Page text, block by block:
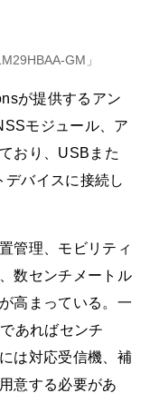
GM」
が提供するアン
モジュール、ア
おり、USBまた
バイスに接続し
管理、モビリティ
数センチメートル
高まっている。一
あればセンチ
は対応受信機、補
意する必要があ